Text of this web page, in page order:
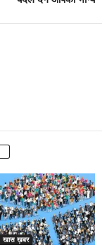
खास ख़बर